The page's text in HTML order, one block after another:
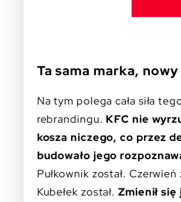
Ta sama marka,
Na tym polega cała siła
rebrandingu. KFC nie
kosza niczego, co przez
budowało jego
Pułkownik został. Czerwień
Kubełek został.Zmienił się